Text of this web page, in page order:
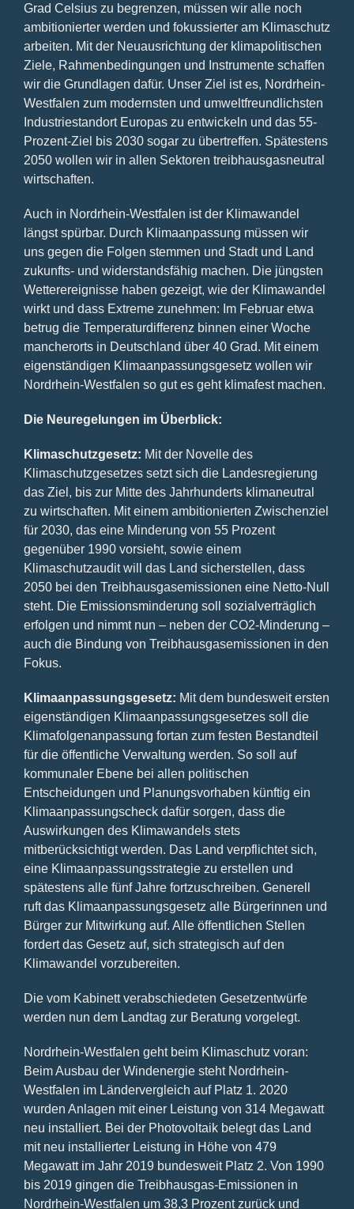
Grad Celsius zu begrenzen, müssen wir alle noch
ambitionierter werden und fokussierter am Klimaschutz
arbeiten. Mit der Neuausrichtung der klimapolitischen
Ziele, Rahmenbedingungen und Instrumente schaffen
wir die Grundlagen dafür. Unser Ziel ist es, Nordrhein-
Westfalen zum modernsten und umweltfreundlichsten
Industriestandort Europas zu entwickeln und das 55-
Prozent-Ziel bis 2030 sogar zu übertreffen. Spätestens
2050 wollen wir in allen Sektoren treibhausgasneutral
wirtschaften.
Auch in Nordrhein-Westfalen ist der Klimawandel
längst spürbar. Durch Klimaanpassung müssen wir
uns gegen die Folgen stemmen und Stadt und Land
zukunfts- und widerstandsfähig machen. Die jüngsten
Wetterereignisse haben gezeigt, wie der Klimawandel
wirkt und dass Extreme zunehmen: Im Februar etwa
betrug die Temperaturdifferenz binnen einer Woche
mancherorts in Deutschland über 40 Grad. Mit einem
eigenständigen Klimaanpassungsgesetz wollen wir
Nordrhein-Westfalen so gut es geht klimafest machen.
Die Neuregelungen im Überblick:
Klimaschutzgesetz: Mit der Novelle des
Klimaschutzgesetzes setzt sich die Landesregierung
das Ziel, bis zur Mitte des Jahrhunderts klimaneutral
zu wirtschaften. Mit einem ambitionierten Zwischenziel
für 2030, das eine Minderung von 55 Prozent
gegenüber 1990 vorsieht, sowie einem
Klimaschutzaudit will das Land sicherstellen, dass
2050 bei den Treibhausgasemissionen eine Netto-Null
steht. Die Emissionsminderung soll sozialverträglich
erfolgen und nimmt nun – neben der CO2-Minderung –
auch die Bindung von Treibhausgasemissionen in den
Fokus.
Klimaanpassungsgesetz: Mit dem bundesweit ersten
eigenständigen Klimaanpassungsgesetzes soll die
Klimafolgenanpassung fortan zum festen Bestandteil
für die öffentliche Verwaltung werden. So soll auf
kommunaler Ebene bei allen politischen
Entscheidungen und Planungsvorhaben künftig ein
Klimaanpassungscheck dafür sorgen, dass die
Auswirkungen des Klimawandels stets
mitberücksichtigt werden. Das Land verpflichtet sich,
eine Klimaanpassungsstrategie zu erstellen und
spätestens alle fünf Jahre fortzuschreiben. Generell
ruft das Klimaanpassungsgesetz alle Bürgerinnen und
Bürger zur Mitwirkung auf. Alle öffentlichen Stellen
fordert das Gesetz auf, sich strategisch auf den
Klimawandel vorzubereiten.
Die vom Kabinett verabschiedeten Gesetzentwürfe
werden nun dem Landtag zur Beratung vorgelegt.
Nordrhein-Westfalen geht beim Klimaschutz voran:
Beim Ausbau der Windenergie steht Nordrhein-
Westfalen im Ländervergleich auf Platz 1. 2020
wurden Anlagen mit einer Leistung von 314 Megawatt
neu installiert. Bei der Photovoltaik belegt das Land
mit neu installierter Leistung in Höhe von 479
Megawatt im Jahr 2019 bundesweit Platz 2. Von 1990
bis 2019 gingen die Treibhausgas-Emissionen in
Nordrhein-Westfalen um 38,3 Prozent zurück und